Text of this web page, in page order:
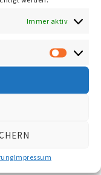
Immer aktiv
Impressum
für die
weitergehende
in Datenbanken,
– auch in Teilen
der
Jede
in